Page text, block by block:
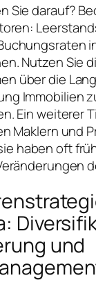
Sie darauf?
Nutzen Sie
über die
Immobilien
Ein weiterer
Maklern und
haben oft
und